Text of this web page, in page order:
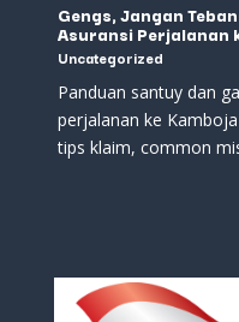
Gengs, Jangan
Asuransi Perjalanan
Uncategorized
Panduan santuy dan
perjalanan ke
tips klaim, common